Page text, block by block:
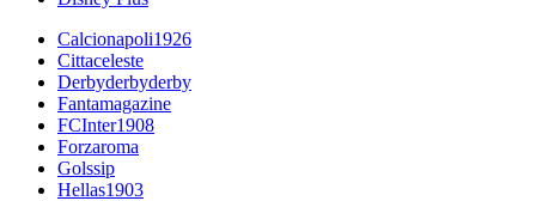
Calcionapoli1926
Cittaceleste
Derbyderbyderby
Fantamagazine
FCInter1908
Forzaroma
Golssip
Hellas1903